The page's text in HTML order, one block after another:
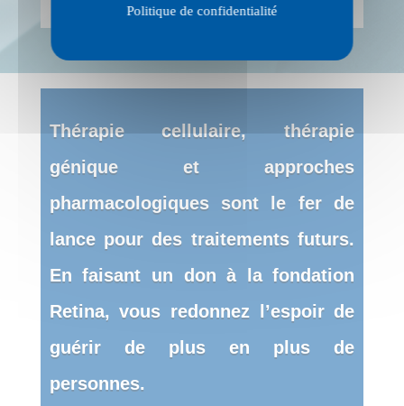
Politique de confidentialité
Thérapie cellulaire, thérapie
génique et approches
pharmacologiques sont le fer de
lance pour des traitements futurs.
En faisant un don à la fondation
Retina, vous redonnez l’espoir de
guérir de plus en plus de
personnes.